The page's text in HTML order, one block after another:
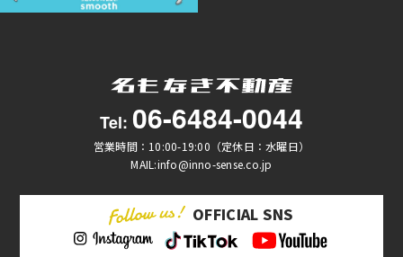
Tel: 06-6484-0044
営業時間：10:00-19:00（定休日：水曜日）
MAIL:info@inno-sense.co.jp
OFFICIAL SNS